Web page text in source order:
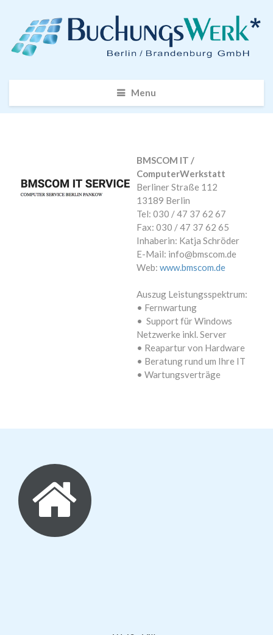
Menu
BMSCOM IT /
ComputerWerkstatt
Berliner Straße 112
13189 Berlin
Tel: 030 / 47 37 62 67
Fax: 030 / 47 37 62 65
Inhaberin: Katja Schröder
E-Mail: info@bmscom.de
Web: www.bmscom.de
Auszug Leistungsspektrum:
• Fernwartung
• Support für Windows
Netzwerke inkl. Server
• Reapartur von Hardware
• Beratung rund um Ihre IT
• Wartungsverträge